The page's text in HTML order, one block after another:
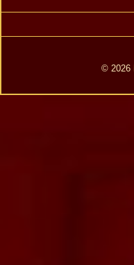
© 2026